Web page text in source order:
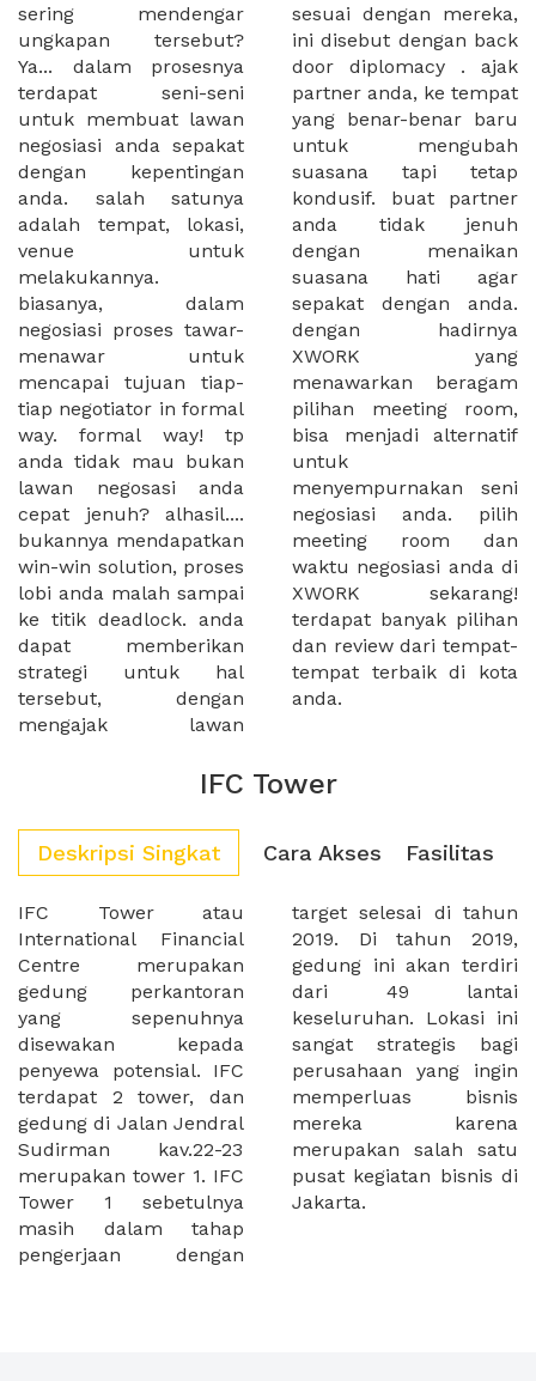
sering mendengar
ungkapan tersebut?
Ya... dalam prosesnya
terdapat seni-seni
untuk membuat lawan
negosiasi anda sepakat
dengan kepentingan
anda. salah satunya
adalah tempat, lokasi,
venue untuk
melakukannya.
biasanya, dalam
negosiasi proses tawar-
menawar untuk
mencapai tujuan tiap-
tiap negotiator in formal
way. formal way! tp
anda tidak mau bukan
lawan negosasi anda
cepat jenuh? alhasil....
bukannya mendapatkan
win-win solution, proses
lobi anda malah sampai
ke titik deadlock. anda
dapat memberikan
strategi untuk hal
tersebut, dengan
mengajak lawan
sesuai dengan mereka,
ini disebut dengan back
door diplomacy . ajak
partner anda, ke tempat
yang benar-benar baru
untuk mengubah
suasana tapi tetap
kondusif. buat partner
anda tidak jenuh
dengan menaikan
suasana hati agar
sepakat dengan anda.
dengan hadirnya
XWORK yang
menawarkan beragam
pilihan meeting room,
bisa menjadi alternatif
untuk
menyempurnakan seni
negosiasi anda. pilih
meeting room dan
waktu negosiasi anda di
XWORK sekarang!
terdapat banyak pilihan
dan review dari tempat-
tempat terbaik di kota
anda.
IFC Tower
Deskripsi Singkat Cara Akses Fasilitas
IFC Tower atau
International Financial
Centre merupakan
gedung perkantoran
yang sepenuhnya
disewakan kepada
penyewa potensial. IFC
terdapat 2 tower, dan
gedung di Jalan Jendral
Sudirman kav.22-23
merupakan tower 1. IFC
Tower 1 sebetulnya
masih dalam tahap
pengerjaan dengan
target selesai di tahun
2019. Di tahun 2019,
gedung ini akan terdiri
dari 49 lantai
keseluruhan. Lokasi ini
sangat strategis bagi
perusahaan yang ingin
memperluas bisnis
mereka karena
merupakan salah satu
pusat kegiatan bisnis di
Jakarta.